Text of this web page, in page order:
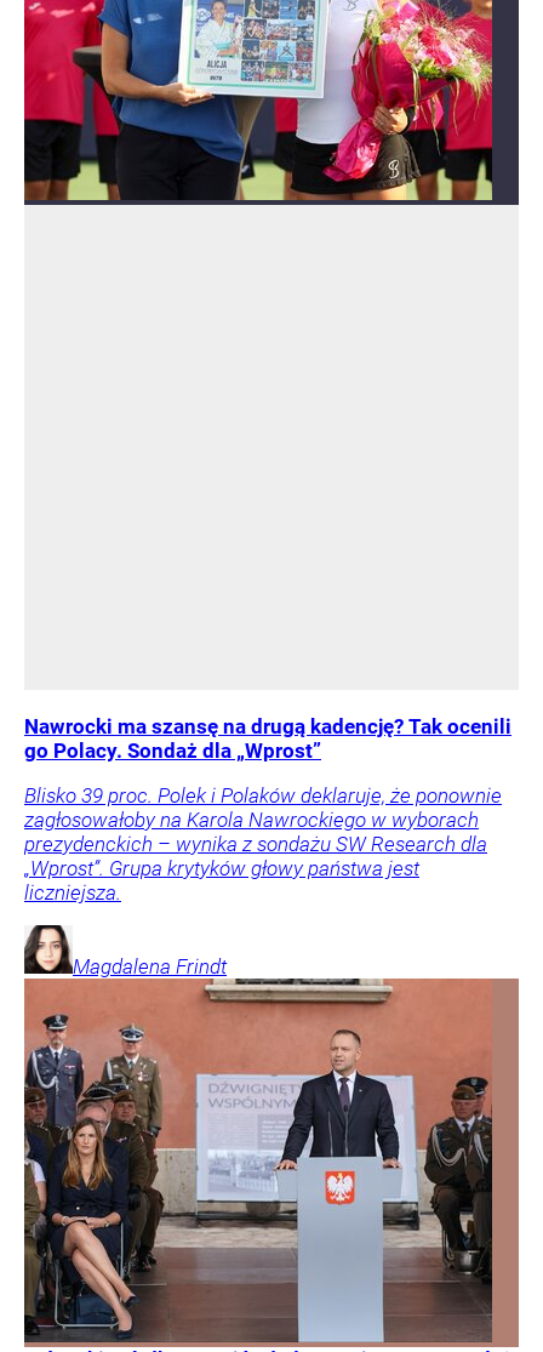
Nawrocki ma szansę na drugą kadencję? Tak ocenili
go Polacy. Sondaż dla „Wprost”
Blisko 39 proc. Polek i Polaków deklaruje, że ponownie
zagłosowałoby na Karola Nawrockiego w wyborach
prezydenckich – wynika z sondażu SW Research dla
„Wprost”. Grupa krytyków głowy państwa jest
liczniejsza.
Magdalena Frindt